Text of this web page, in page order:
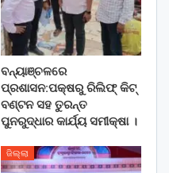
ବନ୍ୟାଞ୍ଚଳରେ
ପ୍ରଶାସନ:ପକ୍ଷରୁ ରିଲିଫ୍ କିଟ୍
ବଣ୍ଟନ ସହ ତୁରନ୍ତ
ପୁନରୁଦ୍ଧାର କାର୍ଯ୍ୟ ସମୀକ୍ଷା ।
ଜିଲ୍ଲା